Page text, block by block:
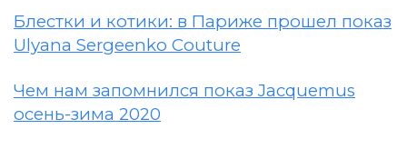
Блестки и котики: в Париже прошел показ
Ulyana Sergeenko Couture
Чем нам запомнился показ Jacquemus
осень-зима 2020